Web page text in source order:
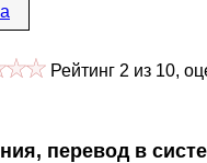
Рейтинг 2 из 10,
перевод в